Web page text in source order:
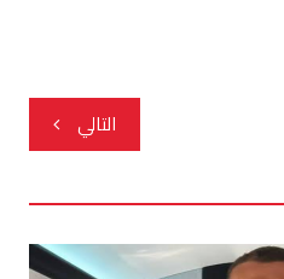
التالي